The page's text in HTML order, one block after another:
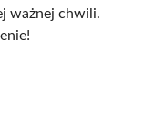
ważnej chwili.